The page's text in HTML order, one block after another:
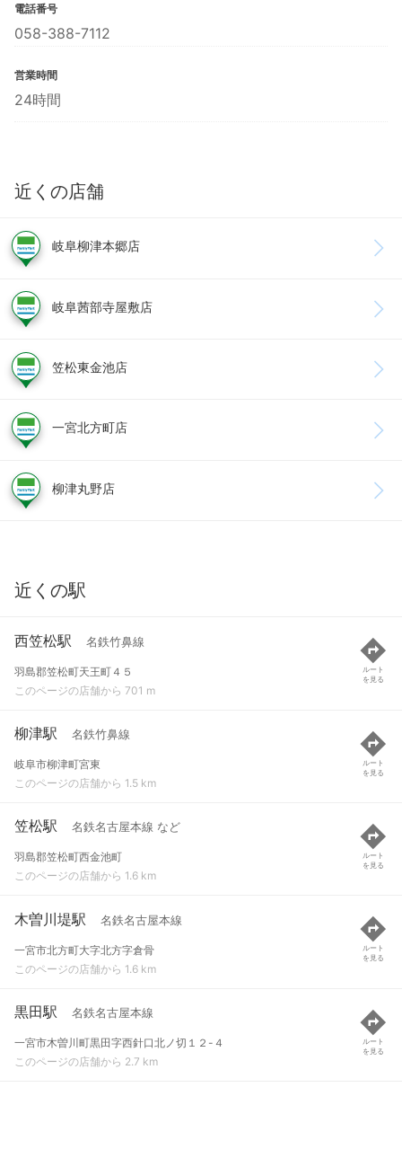
電話番号
058-388-7112
営業時間
24時間
近くの店舗
岐阜柳津本郷店
岐阜茜部寺屋敷店
笠松東金池店
一宮北方町店
柳津丸野店
近くの駅
西笠松駅 名鉄竹鼻線
羽島郡笠松町天王町４５
このページの店舗から 701 m
ルート
を見る
柳津駅 名鉄竹鼻線
岐阜市柳津町宮東
このページの店舗から 1.5 km
ルート
を見る
笠松駅 名鉄名古屋本線 など
羽島郡笠松町西金池町
このページの店舗から 1.6 km
ルート
を見る
木曽川堤駅 名鉄名古屋本線
一宮市北方町大字北方字倉骨
このページの店舗から 1.6 km
ルート
を見る
黒田駅 名鉄名古屋本線
一宮市木曽川町黒田字西針口北ノ切１２-４
このページの店舗から 2.7 km
ルート
を見る